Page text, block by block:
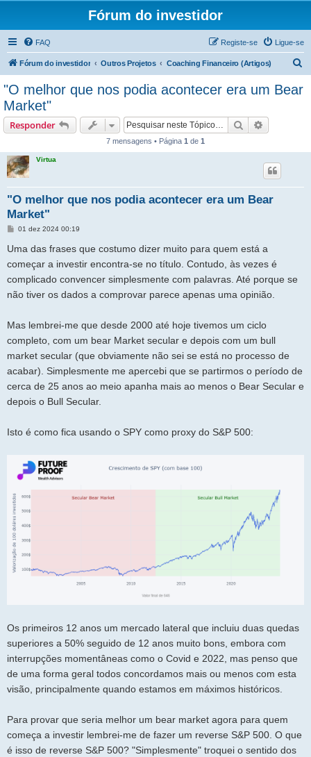
Fórum do investidor
FAQ Ligue-se
Registe-se
Fórum do investidor Outros Projetos Coaching Financeiro (Artigos)
"O melhor que nos podia acontecer era um Bear
Market"
Responder Pesquisar
7 mensagens • Página 1 de 1
Virtua
"O melhor que nos podia acontecer era um Bear
Market"
M
s
a
g
e
01 dez 2024 00:19
Uma das frases que costumo dizer muito para quem está a
começar a investir encontra-se no título. Contudo, às vezes é
complicado convencer simplesmente com palavras. Até porque se
não tiver os dados a comprovar parece apenas uma opinião.
Mas lembrei-me que desde 2000 até hoje tivemos um ciclo
completo, com um bear Market secular e depois com um bull
market secular (que obviamente não sei se está no processo de
acabar). Simplesmente me apercebi que se partirmos o período de
cerca de 25 anos ao meio apanha mais ao menos o Bear Secular e
depois o Bull Secular.
Isto é como fica usando o SPY como proxy do S&P 500:
Os primeiros 12 anos um mercado lateral que incluiu duas quedas
superiores a 50% seguido de 12 anos muito bons, embora com
interrupções momentâneas como o Covid e 2022, mas penso que
de uma forma geral todos concordamos mais ou menos com esta
visão, principalmente quando estamos em máximos históricos.
Para provar que seria melhor um bear market agora para quem
começa a investir lembrei-me de fazer um reverse S&P 500. O que
é isso de reverse S&P 500? "Simplesmente" troquei o sentido dos